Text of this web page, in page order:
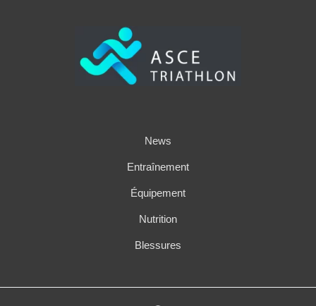
News
Entraînement
Équipement
Nutrition
Blessures